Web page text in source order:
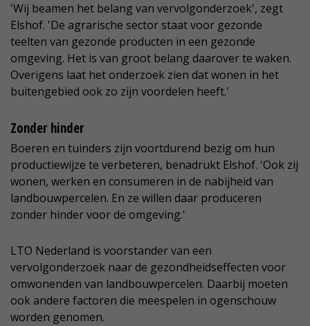
'Wij beamen het belang van vervolgonderzoek', zegt
Elshof. 'De agrarische sector staat voor gezonde
teelten van gezonde producten in een gezonde
omgeving. Het is van groot belang daarover te waken.
Overigens laat het onderzoek zien dat wonen in het
buitengebied ook zo zijn voordelen heeft.'
Zonder hinder
Boeren en tuinders zijn voortdurend bezig om hun
productiewijze te verbeteren, benadrukt Elshof. 'Ook zij
wonen, werken en consumeren in de nabijheid van
landbouwpercelen. En ze willen daar produceren
zonder hinder voor de omgeving.'
LTO Nederland is voorstander van een
vervolgonderzoek naar de gezondheidseffecten voor
omwonenden van landbouwpercelen. Daarbij moeten
ook andere factoren die meespelen in ogenschouw
worden genomen.